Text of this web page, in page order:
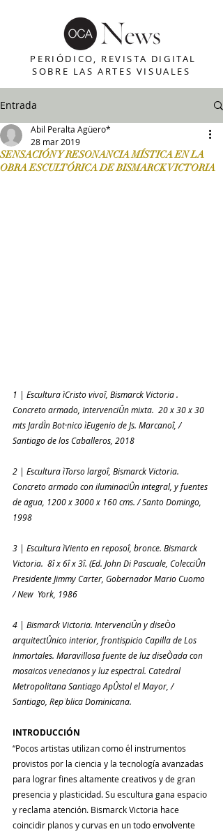
PERIÓDICO, REVISTA DIGITAL
SOBRE LAS ARTES VISUALES
Entrada
SENSACIÓN Y RESONANCIA MÍSTICA EN LA
OBRA ESCULTÓRICA DE BISMARCK VICTORIA
Abil Peralta Agüero*
28 mar 2019
1 | Escultura ìCristo vivoî, Bismarck Victoria .
Concreto armado, IntervenciÛn mixta.  20 x 30 x 30
mts JardÌn Bot·nico ìEugenio de Js. Marcanoî, /
Santiago de los Caballeros, 2018
2 | Escultura ìTorso largoî, Bismarck Victoria.
Concreto armado con iluminaciÛn integral, y fuentes
de agua, 1200 x 3000 x 160 cms. / Santo Domingo,
1998
3 | Escultura ìViento en reposoî, bronce. Bismarck
Victoria.  8î x 6î x 3î. (Ed. John Di Pascuale, ColecciÛn
Presidente Jimmy Carter, Gobernador Mario Cuomo
/ New  York, 1986
4 | Bismarck Victoria. IntervenciÛn y diseÒo
arquitectÛnico interior, frontispicio Capilla de Los
Inmortales. Maravillosa fuente de luz diseÒada con
mosaicos venecianos y luz espectral. Catedral
Metropolitana Santiago ApÛstol el Mayor, /
Santiago, Rep˙blica Dominicana.
INTRODUCCIÓN
“Pocos artistas utilizan como él instrumentos
provistos por la ciencia y la tecnología avanzadas
para lograr fines altamente creativos y de gran
presencia y plasticidad. Su escultura gana espacio
y reclama atención. Bismarck Victoria hace
coincidir planos y curvas en un todo envolvente